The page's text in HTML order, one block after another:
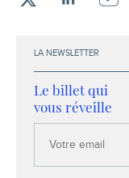
LA NEWSLETTER
Le billet qui
vous réveille
email